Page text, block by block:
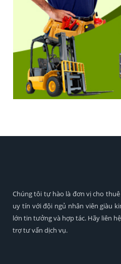
Chúng tôi tự hào là đơn vị cho
uy tín với đội ngủ nhân viên giàu
lớn tin tưởng và hợp tác. Hãy liên
trợ tư vấn dịch vụ.